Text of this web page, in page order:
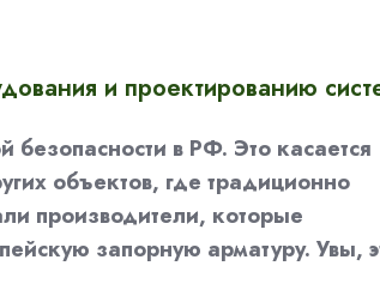
и проектированию
в РФ. Это касается
объектов, где традиционно
производители, которые
запорную арматуру. Увы,